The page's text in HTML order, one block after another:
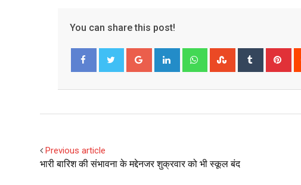
You can share this post!
Google+ LinkedIn WhatsappStumbleUpon
Tumblr
Previous article
भारी बारिश की संभावना के मद्देनजर शुक्रवार को भी स्कूल बंद